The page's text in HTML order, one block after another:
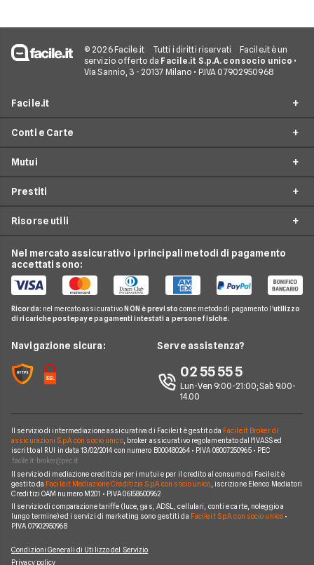
© 2026 Facile.it Tutti i diritti riservati
Facile.it è un
servizio offerto da Facile.it S.p.A. con socio unico •
Via Sannio, 3 - 20137 Milano • P.IVA 07902950968
Facile.it
Prestiti
Mutui
Conti e Carte
Telefonia Mobile
Pay TV
Noleggio Lungo Termine
News
Chi siamo
Perché scegliere Facile.it
Mappa del sito
Conti e Carte
Conto Corrente
Conto Deposito
Carta Prepagata
Mutui
Mutuo Prima Casa
Mutui Seconda Casa
Calcolo Rata Mutuo
Mutui INPDAP
Mutui Ristrutturazione
Prestiti
Prestito Personale
Cessione del Quinto
Prestito Auto
Piccoli Prestiti
Prestiti Veloci
Prestito INPS/INPDAP
Prestiti a Protestati
Consolidamento Debiti
Prestiti Moto
Prestiti per disoccupati
Prestiti senza busta paga
Risorse utili
Guide Prestiti
Guide Mutui
Guide Conti
Guide Carte
News Prestiti
News Carte
Nel mercato assicurativo i principali metodi di pagamento
accettati sono:
Ricorda: nel mercato assicurativo NON è previsto come metodo di pagamento l'utilizzo
di ricariche postepay e pagamenti intestati a persone fisiche.
Navigazione sicura: Serve assistenza?
02 55 55 5
Lun-Ven 9:00-21:00; Sab 9.00-
14.00
Il servizio di intermediazione assicurativa di Facile.it è gestito da Facile.it Broker di
assicurazioni S.p.A. con socio unico, broker assicurativo regolamentato dall'IVASS ed
iscritto al RUI in data 13/02/2014 con numero B000480264 • P.IVA 08007250965 • PEC
Il servizio di mediazione creditizia per i mutui e per il credito al consumo di Facile.it è
gestito da Facile.it Mediazione Creditizia S.p.A. con socio unico , iscrizione Elenco Mediatori
Creditizi OAM numero M201 • P.IVA 06158600962
Il servizio di comparazione tariffe (luce, gas, ADSL, cellulari, conti e carte, noleggio a
lungo termine) ed i servizi di marketing sono gestiti da Facile.it S.p.A. con socio unico•
P.IVA 07902950968
Condizioni Generali di Utilizzo del Servizio
Privacy policy